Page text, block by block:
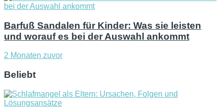
Barfuß Sandalen für Kinder: Was sie leisten
und worauf es bei der Auswahl ankommt
2 Monaten zuvor
Beliebt